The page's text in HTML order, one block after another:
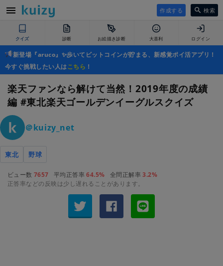
作成する 検索
クイズ 診断 お絵描き診断 大喜利 ログイン
新登場『aruco』✨歩いてビットコインが貯まる、新感覚ポイ活アプリ！
今すぐ挑戦したい人はこちら ！
楽天ファンなら解けて当然！2019年度の成績
編 #東北楽天ゴールデンイーグルスクイズ
＠kuizy_net
東北 野球
ビュー数 7657 平均正答率64.5% 全問正解率3.2%
正答率などの反映は少し遅れることがあります。